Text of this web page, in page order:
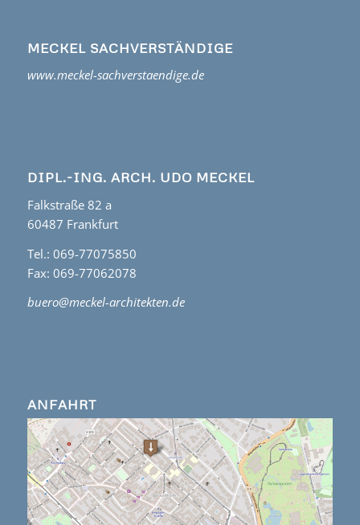
MECKEL SACHVERSTÄNDIGE
www.meckel-sachverstaendige.de
DIPL.-ING. ARCH. UDO MECKEL
Falkstraße 82 a
60487 Frankfurt
Tel.: 069-77075850
Fax: 069-77062078
buero@meckel-architekten.de
ANFAHRT